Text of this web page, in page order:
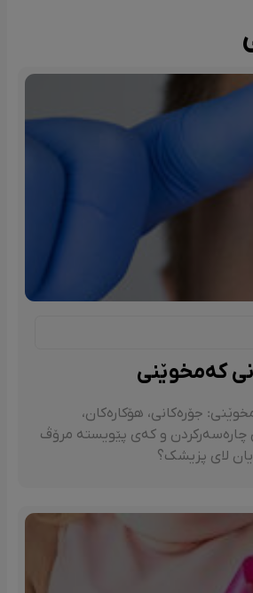
کەمخوێنی
جۆرەکانی، هۆکارەکان،
چارەسەرکردن و کەی پێویستە مرۆڤ
لای پزیشک؟